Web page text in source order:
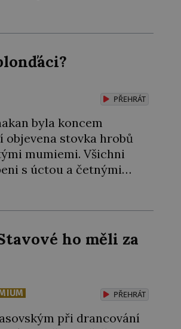
nebývale krutý. Jeho
dlouho po jeho
PŘEHRÁT
byla koncem
stovka hrobů
mumiemi. Všichni
s úctou a četnými
z níž se draly blonďaté
těla dávných lidí
přičítají
ho měli za
PŘEHRÁT
při drancování